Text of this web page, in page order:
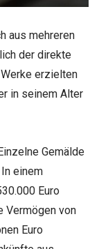
aus mehreren
der direkte
erzielten
in seinem Alter
Gemälde
einem
Euro
Vermögen von
Euro